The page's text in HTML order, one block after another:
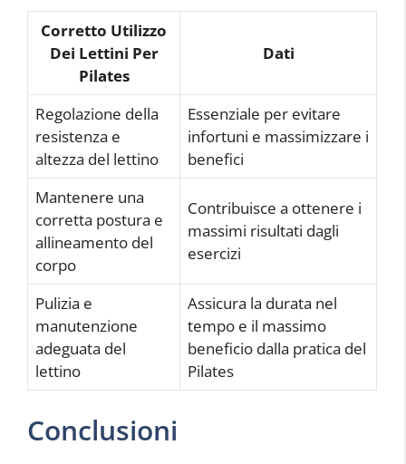
Corretto Utilizzo
Dei Lettini Per
Pilates
Dati
Regolazione della
resistenza e
altezza del lettino
Essenziale per evitare
infortuni e massimizzare i
benefici
Mantenere una
corretta postura e
allineamento del
corpo
Contribuisce a ottenere i
massimi risultati dagli
esercizi
Pulizia e
manutenzione
adeguata del
lettino
Assicura la durata nel
tempo e il massimo
beneficio dalla pratica del
Pilates
Conclusioni